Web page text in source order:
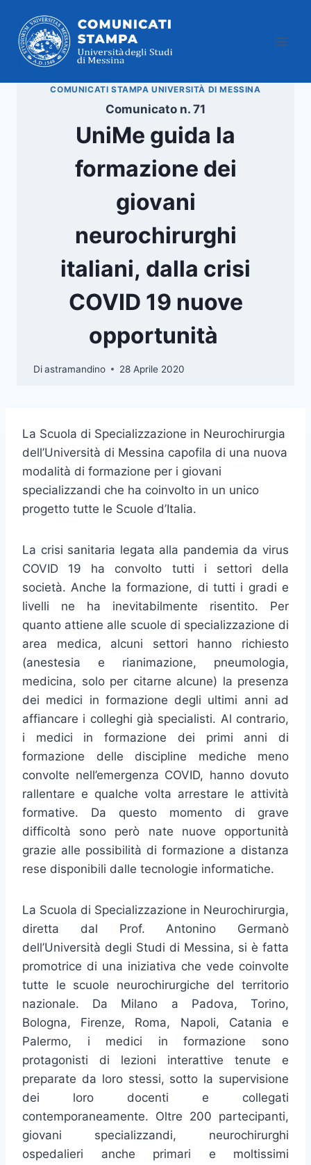
contenuto
COMUNICATI STAMPA UNIVERSITÀ DI MESSINA
Comunicato n. 71
UniMe guida la
formazione dei
giovani
neurochirurghi
italiani, dalla crisi
COVID 19 nuove
opportunità
Diastramandino 28 Aprile 2020
La Scuola di Specializzazione in Neurochirurgia
dell’Università di Messina capofila di una nuova
modalità di formazione per i giovani
specializzandi che ha coinvolto in un unico
progetto tutte le Scuole d’Italia.
La crisi sanitaria legata alla pandemia da virus
COVID 19 ha convolto tutti i settori della
società. Anche la formazione, di tutti i gradi e
livelli ne ha inevitabilmente risentito. Per
quanto attiene alle scuole di specializzazione di
area medica, alcuni settori hanno richiesto
(anestesia e rianimazione, pneumologia,
medicina, solo per citarne alcune) la presenza
dei medici in formazione degli ultimi anni ad
affiancare i colleghi già specialisti. Al contrario,
i medici in formazione dei primi anni di
formazione delle discipline mediche meno
convolte nell’emergenza COVID, hanno dovuto
rallentare e qualche volta arrestare le attività
formative. Da questo momento di grave
difficoltà sono però nate nuove opportunità
grazie alle possibilità di formazione a distanza
rese disponibili dalle tecnologie informatiche.
La Scuola di Specializzazione in Neurochirurgia,
diretta dal Prof. Antonino Germanò
dell’Università degli Studi di Messina, si è fatta
promotrice di una iniziativa che vede coinvolte
tutte le scuole neurochirurgiche del territorio
nazionale. Da Milano a Padova, Torino,
Bologna, Firenze, Roma, Napoli, Catania e
Palermo, i medici in formazione sono
protagonisti di lezioni interattive tenute e
preparate da loro stessi, sotto la supervisione
dei loro docenti e collegati
contemporaneamente. Oltre 200 partecipanti,
giovani specializzandi, neurochirurghi
ospedalieri anche primari e moltissimi